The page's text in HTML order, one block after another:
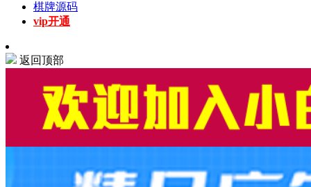
棋牌源码
vip开通
返回顶部